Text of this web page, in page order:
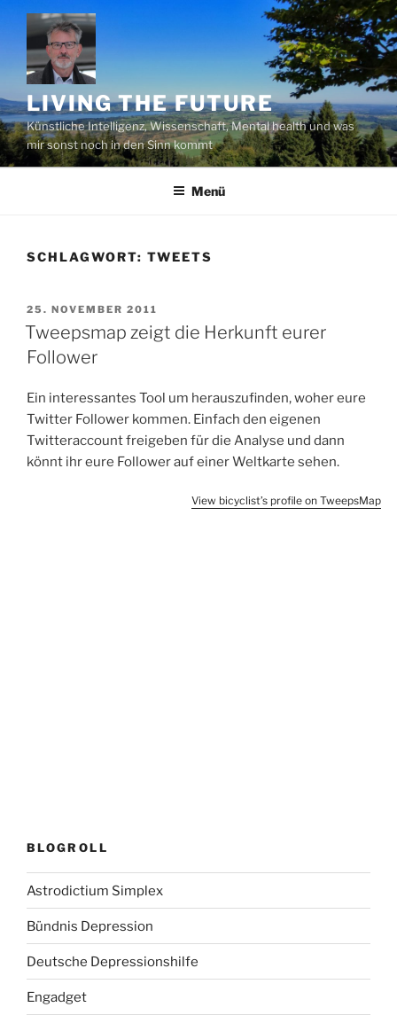
Zum
Inhalt
springen
LIVING THE FUTURE
Künstliche Intelligenz, Wissenschaft, Mental health und was
mir sonst noch in den Sinn kommt
Menü
SCHLAGWORT: TWEETS
VERÖFFENTLICHT
AM
25. NOVEMBER 2011
Tweepsmap zeigt die Herkunft eurer
Follower
Ein interessantes Tool um herauszufinden, woher eure
Twitter Follower kommen. Einfach den eigenen
Twitteraccount freigeben für die Analyse und dann
könnt ihr eure Follower auf einer Weltkarte sehen.
View bicyclist’s profile on TweepsMap
BLOGROLL
Astrodictium Simplex
Bündnis Depression
Deutsche Depressionshilfe
Engadget